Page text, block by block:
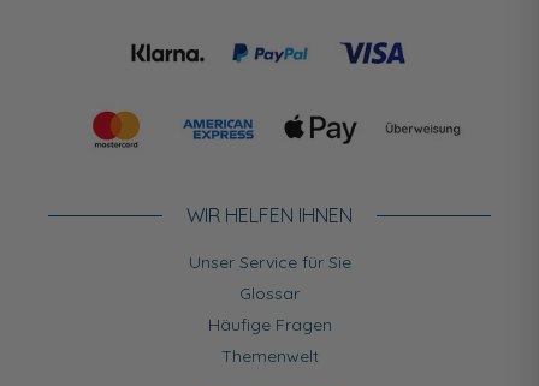
WIR HELFEN IHNEN
Unser Service für Sie
Glossar
Häufige Fragen
Themenwelt